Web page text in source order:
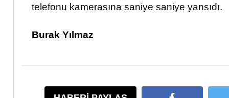
telefonu kamerasına saniye saniye yansıdı.
Burak Yılmaz